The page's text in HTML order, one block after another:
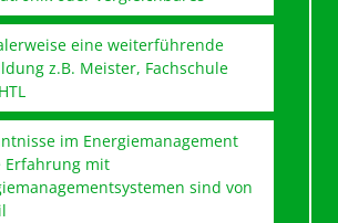
eine weiterführende
z.B. Meister, Fachschule
im Energiemanagement
Erfahrung mit
sind von